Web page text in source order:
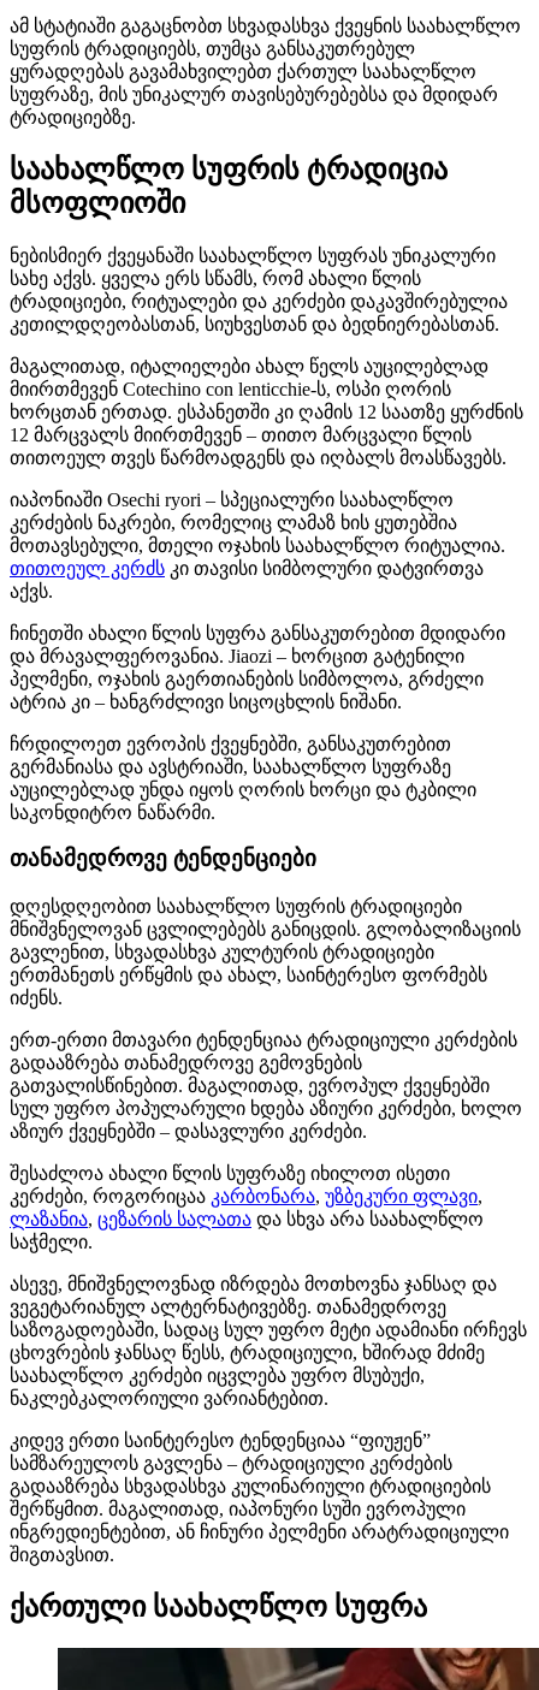
ამ სტატიაში გაგაცნობთ სხვადასხვა ქვეყნის საახალწლო
სუფრის ტრადიციებს, თუმცა განსაკუთრებულ
ყურადღებას გავამახვილებთ ქართულ საახალწლო
სუფრაზე, მის უნიკალურ თავისებურებებსა და მდიდარ
ტრადიციებზე.
საახალწლო სუფრის ტრადიცია
მსოფლიოში
ნებისმიერ ქვეყანაში საახალწლო სუფრას უნიკალური
სახე აქვს. ყველა ერს სწამს, რომ ახალი წლის
ტრადიციები, რიტუალები და კერძები დაკავშირებულია
კეთილდღეობასთან, სიუხვესთან და ბედნიერებასთან.
მაგალითად, იტალიელები ახალ წელს აუცილებლად
მიირთმევენ Cotechino con lenticchie-ს, ოსპი ღორის
ხორცთან ერთად. ესპანეთში კი ღამის 12 საათზე ყურძნის
12 მარცვალს მიირთმევენ – თითო მარცვალი წლის
თითოეულ თვეს წარმოადგენს და იღბალს მოასწავებს.
იაპონიაში Osechi ryori – სპეციალური საახალწლო
კერძების ნაკრები, რომელიც ლამაზ ხის ყუთებშია
მოთავსებული, მთელი ოჯახის საახალწლო რიტუალია.
თითოეულ კერძს კი თავისი სიმბოლური დატვირთვა
აქვს.
ჩინეთში ახალი წლის სუფრა განსაკუთრებით მდიდარი
და მრავალფეროვანია. Jiaozi – ხორცით გატენილი
პელმენი, ოჯახის გაერთიანების სიმბოლოა, გრძელი
ატრია კი – ხანგრძლივი სიცოცხლის ნიშანი.
ჩრდილოეთ ევროპის ქვეყნებში, განსაკუთრებით
გერმანიასა და ავსტრიაში, საახალწლო სუფრაზე
აუცილებლად უნდა იყოს ღორის ხორცი და ტკბილი
საკონდიტრო ნაწარმი.
თანამედროვე ტენდენციები
დღესდღეობით საახალწლო სუფრის ტრადიციები
მნიშვნელოვან ცვლილებებს განიცდის. გლობალიზაციის
გავლენით, სხვადასხვა კულტურის ტრადიციები
ერთმანეთს ერწყმის და ახალ, საინტერესო ფორმებს
იძენს.
ერთ-ერთი მთავარი ტენდენციაა ტრადიციული კერძების
გადააზრება თანამედროვე გემოვნების
გათვალისწინებით. მაგალითად, ევროპულ ქვეყნებში
სულ უფრო პოპულარული ხდება აზიური კერძები, ხოლო
აზიურ ქვეყნებში – დასავლური კერძები.
შესაძლოა ახალი წლის სუფრაზე იხილოთ ისეთი
კერძები, როგორიცაა კარბონარა, უზბეკური ფლავი,
ლაზანია, ცეზარის სალათა და სხვა არა საახალწლო
საჭმელი.
ასევე, მნიშვნელოვნად იზრდება მოთხოვნა ჯანსაღ და
ვეგეტარიანულ ალტერნატივებზე. თანამედროვე
საზოგადოებაში, სადაც სულ უფრო მეტი ადამიანი ირჩევს
ცხოვრების ჯანსაღ წესს, ტრადიციული, ხშირად მძიმე
საახალწლო კერძები იცვლება უფრო მსუბუქი,
ნაკლებკალორიული ვარიანტებით.
კიდევ ერთი საინტერესო ტენდენციაა “ფიუჟენ”
სამზარეულოს გავლენა – ტრადიციული კერძების
გადააზრება სხვადასხვა კულინარიული ტრადიციების
შერწყმით. მაგალითად, იაპონური სუში ევროპული
ინგრედიენტებით, ან ჩინური პელმენი არატრადიციული
შიგთავსით.
ქართული საახალწლო სუფრა